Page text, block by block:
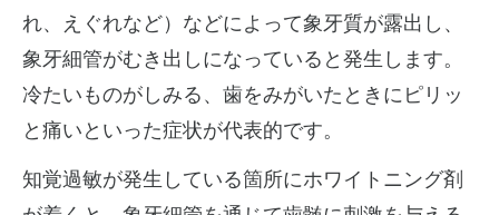
れ、えぐれなど）などによって象牙質が露出し、
象牙細管がむき出しになっていると発生します。
冷たいものがしみる、歯をみがいたときにピリッ
と痛いといった症状が代表的です。
知覚過敏が発生している箇所にホワイトニング剤